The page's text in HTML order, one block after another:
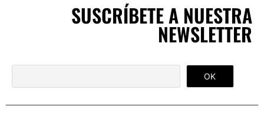
SUSCRÍBETE A NUESTRA
NEWSLETTER